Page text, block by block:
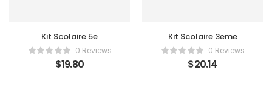
Kit Scolaire 5e
0 Reviews
$19.80
Kit Scolaire 3eme
0 Reviews
$20.14